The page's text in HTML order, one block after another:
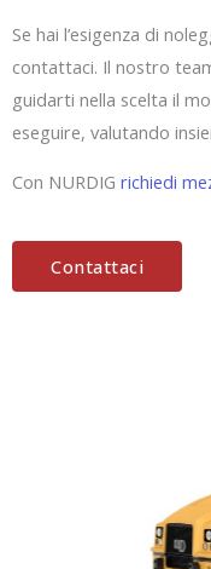
Se hai l’esigenza di
contattaci. Il nostro
guidarti nella scelta il
eseguire, valutando
Con NURDIG richiedi
Contattaci